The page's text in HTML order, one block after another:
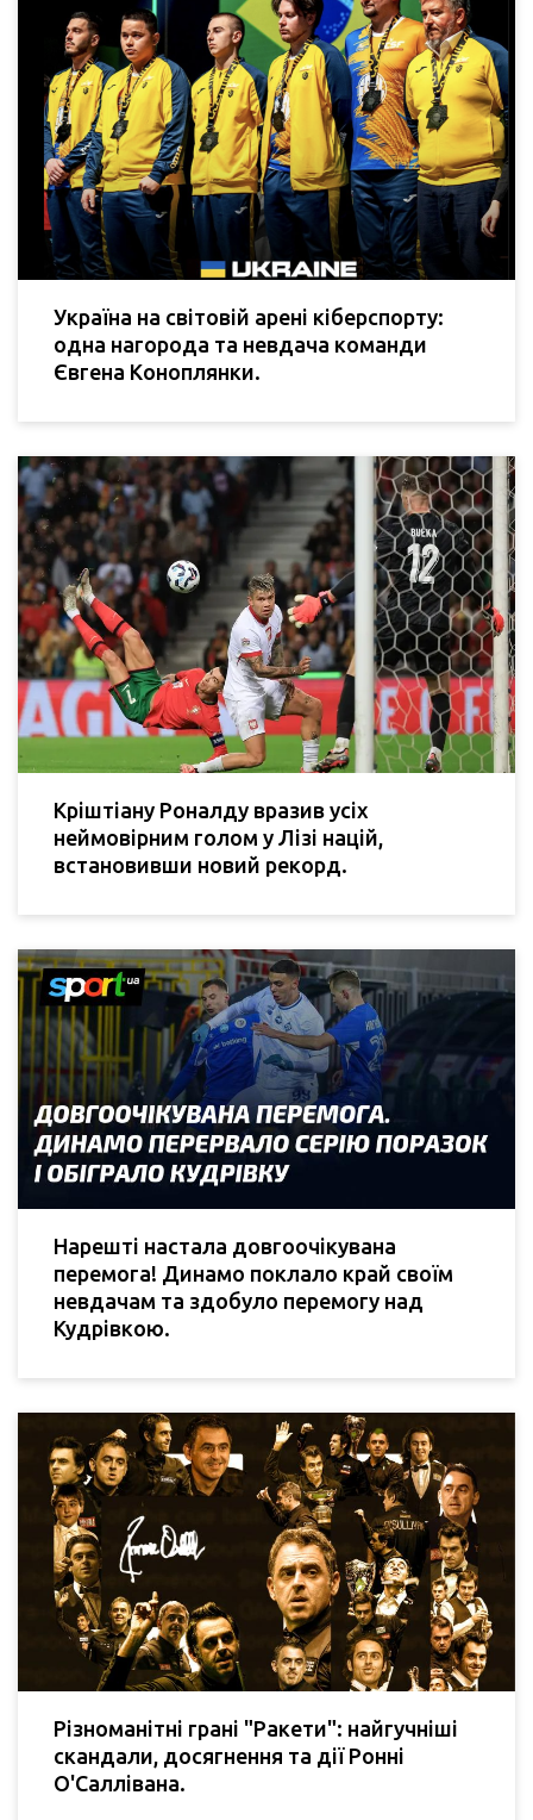
Україна на світовій арені кіберспорту:
одна нагорода та невдача команди
Євгена Коноплянки.
Кріштіану Роналду вразив усіх
неймовірним голом у Лізі націй,
встановивши новий рекорд.
Нарешті настала довгоочікувана
перемога! Динамо поклало край своїм
невдачам та здобуло перемогу над
Кудрівкою.
Різноманітні грані "Ракети": найгучніші
скандали, досягнення та дії Ронні
О'Саллівана.